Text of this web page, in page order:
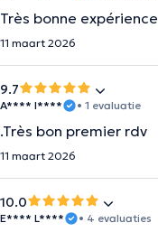
Très bonne expérience
11 maart 2026
9.7
A**** I**** • 1 evaluatie
.Très bon premier rdv
11 maart 2026
10.0
E**** L**** • 4 evaluaties